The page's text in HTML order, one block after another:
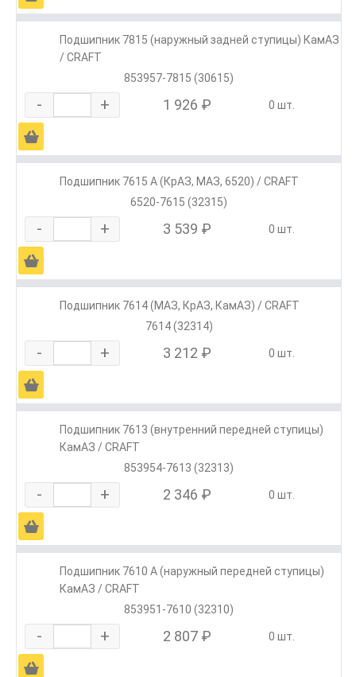
Подшипник 7815 (наружный задней ступицы) КамАЗ
/ CRAFT
853957-7815 (30615)
- + 1 926 ₽ 0 шт.
Ä
Подшипник 7615 А (КрАЗ, МАЗ, 6520) / CRAFT
6520-7615 (32315)
- + 3 539 ₽ 0 шт.
Ä
Подшипник 7614 (МАЗ, КрАЗ, КамАЗ) / CRAFT
7614 (32314)
- + 3 212 ₽ 0 шт.
Ä
Подшипник 7613 (внутренний передней ступицы)
КамАЗ / CRAFT
853954-7613 (32313)
- + 2 346 ₽ 0 шт.
Ä
Подшипник 7610 А (наружный передней ступицы)
КамАЗ / CRAFT
853951-7610 (32310)
- + 2 807 ₽ 0 шт.
Ä